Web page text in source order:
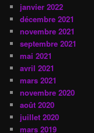
janvier 2022
décembre 2021
novembre 2021
septembre 2021
mai 2021
avril 2021
mars 2021
novembre 2020
août 2020
juillet 2020
mars 2019